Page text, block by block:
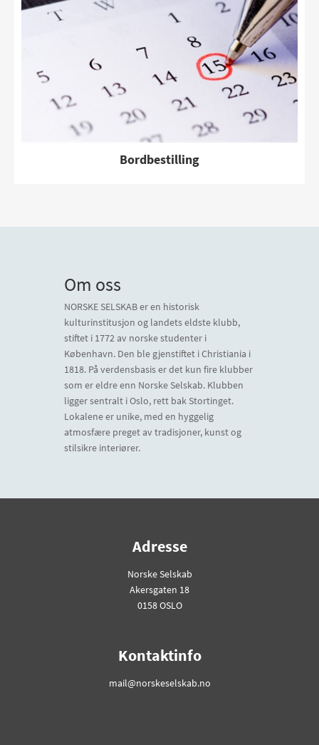
Bordbestilling
Om oss
NORSKE SELSKAB er en historisk
kulturinstitusjon og landets eldste klubb,
stiftet i 1772 av norske studenter i
København. Den ble gjenstiftet i Christiania i
1818. På verdensbasis er det kun fire klubber
som er eldre enn Norske Selskab. Klubben
ligger sentralt i Oslo, rett bak Stortinget.
Lokalene er unike, med en hyggelig
atmosfære preget av tradisjoner, kunst og
stilsikre interiører.
Adresse
Norske Selskab
Akersgaten 18
0158 OSLO
Kontaktinfo
mail@norskeselskab.no